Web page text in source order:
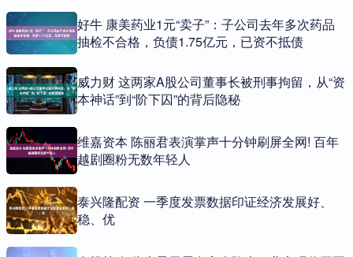
好牛 康美药业1元“卖子”：子公司去年多次药品
抽检不合格，负债1.75亿元，已资不抵债
威力财 这两家A股公司董事长被刑事拘留，从“资
本神话”到“阶下囚”的背后隐秘
维嘉资本 陈丽君表演掌声十分钟刷屏全网! 百年
越剧圈粉无数年轻人
泰兴隆配资 一季度发票数据印证经济发展好、
稳、优